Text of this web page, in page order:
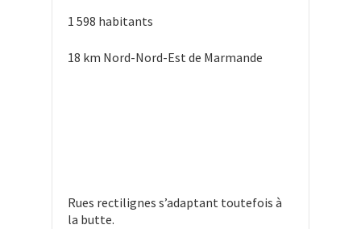
1 598 habitants
18 km Nord-Nord-Est de Marmande
Rues rectilignes s’adaptant toutefois à
la butte.